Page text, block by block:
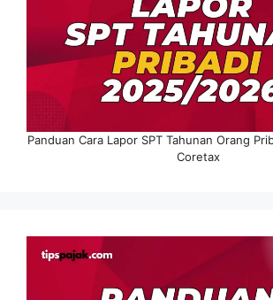
Panduan Cara Lapor SPT Tahunan Orang
Coretax